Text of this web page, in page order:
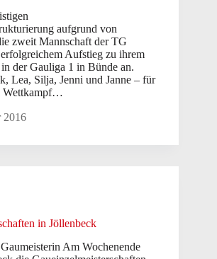
aufgrund von
zweit Mannschaft der TG
Aufstieg zu ihrem
der Gauliga 1 in Bünde an.
Lea, Silja, Jenni und Janne – für
Wettkampf…
2016
in Jöllenbeck
Am Wochenende